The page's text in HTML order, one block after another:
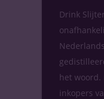
Drink
het woord.
inkopers